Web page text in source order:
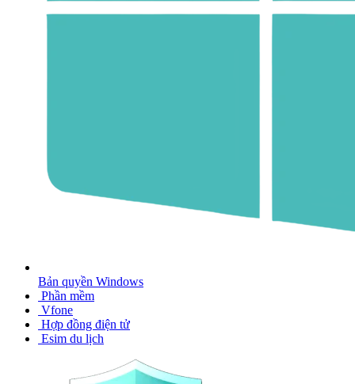
Bản quyền Windows
Phần mềm
Vfone
Hợp đồng điện tử
Esim du lịch